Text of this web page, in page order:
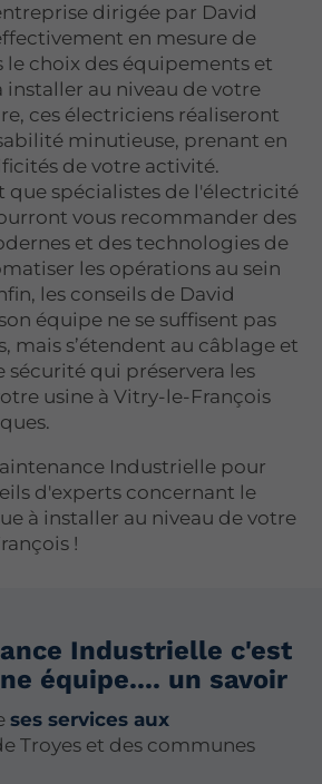
dirigée par David
en mesure de
le choix des équipements et
installer au niveau de votre
ces électriciens réaliseront
minutieuse, prenant en
de votre activité.
que spécialistes de l'électricité
vous recommander des
et des technologies de
les opérations au sein
les conseils de David
équipe ne se suffisent pas
mais s’étendent au câblage et
sécurité qui préservera les
usine à Vitry-le-François
Industrielle pour
d'experts concernant le
à installer au niveau de votre
!
Industrielle c'est
équipe.... un savoir
ses services aux
Troyes et des communes